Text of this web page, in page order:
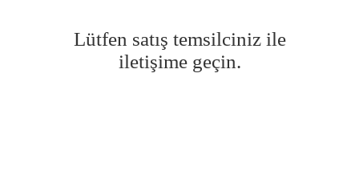
Lütfen satış temsilciniz ile
iletişime geçin.